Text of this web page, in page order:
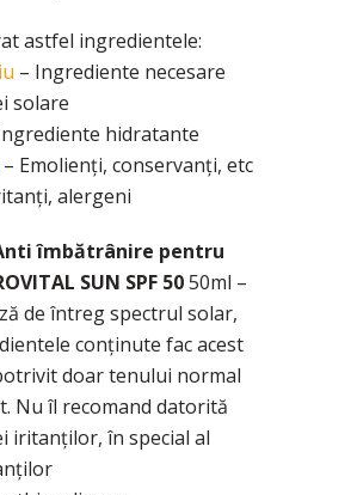
astfel ingredientele:
– Ingrediente necesare
solare
hidratante
– Emolienți, conservanți, etc
alergeni
îmbătrânire pentru
SUN SPF 5050ml –
de întreg spectrul solar,
conținute fac acest
doar tenului normal
Nu îl recomand datorită
iritanților, în special al